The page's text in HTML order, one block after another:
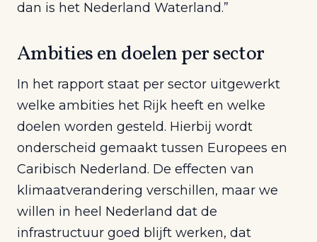
dan is het Nederland Waterland.”
Ambities en doelen per sector
In het rapport staat per sector uitgewerkt
welke ambities het Rijk heeft en welke
doelen worden gesteld. Hierbij wordt
onderscheid gemaakt tussen Europees en
Caribisch Nederland. De effecten van
klimaatverandering verschillen, maar we
willen in heel Nederland dat de
infrastructuur goed blijft werken, dat